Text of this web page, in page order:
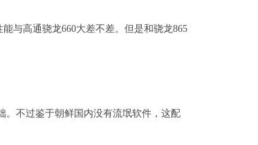
能与高通骁龙660大差不差。但是和骁龙865
。不过鉴于朝鲜国内没有流氓软件，这配